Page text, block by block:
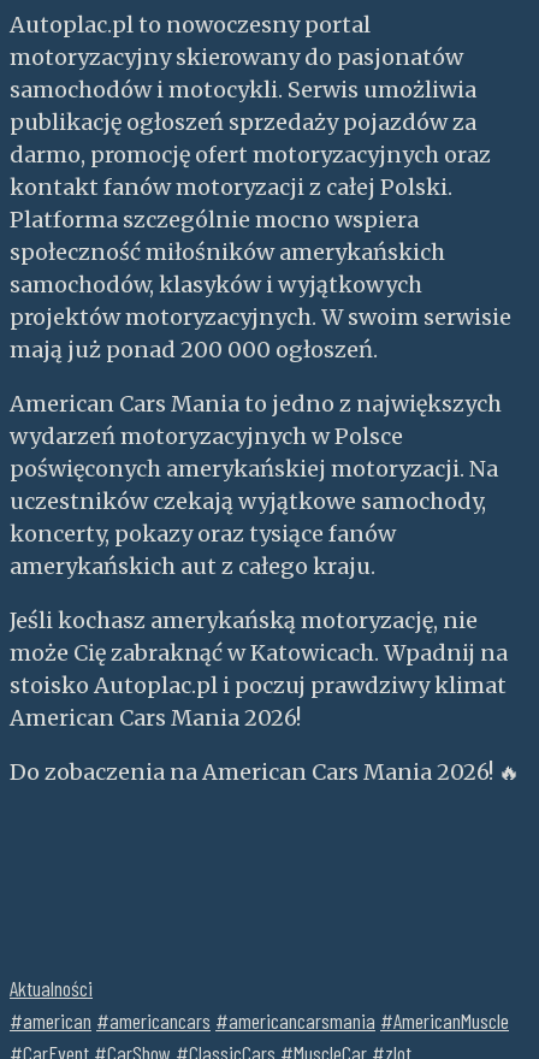
Autoplac.pl to nowoczesny portal
motoryzacyjny skierowany do pasjonatów
samochodów i motocykli. Serwis umożliwia
publikację ogłoszeń sprzedaży pojazdów za
darmo, promocję ofert motoryzacyjnych oraz
kontakt fanów motoryzacji z całej Polski.
Platforma szczególnie mocno wspiera
społeczność miłośników amerykańskich
samochodów, klasyków i wyjątkowych
projektów motoryzacyjnych. W swoim serwisie
mają już ponad 200 000 ogłoszeń.
American Cars Mania to jedno z największych
wydarzeń motoryzacyjnych w Polsce
poświęconych amerykańskiej motoryzacji. Na
uczestników czekają wyjątkowe samochody,
koncerty, pokazy oraz tysiące fanów
amerykańskich aut z całego kraju.
Jeśli kochasz amerykańską motoryzację, nie
może Cię zabraknąć w Katowicach. Wpadnij na
stoisko Autoplac.pl i poczuj prawdziwy klimat
American Cars Mania 2026!
Do zobaczenia na American Cars Mania 2026! 🔥
Aktualności
#american #americancars #americancarsmania #AmericanMuscle
#CarEvent #CarShow #ClassicCars #MuscleCar #zlot